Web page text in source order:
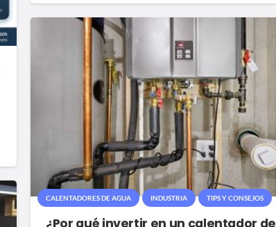
CALENTADORES DE AGUA INDUSTRIA TIPS Y CONSEJOS
¿Por qué invertir en un calentador de